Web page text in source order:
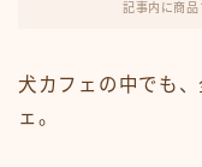
記事内に商
犬カフェの中でも
ェ。